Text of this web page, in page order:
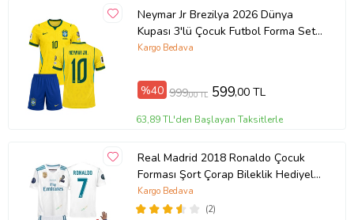
Neymar Jr Brezilya 2026 Dünya
Kupası 3'lü Çocuk Futbol Forma Seti
( Forma,şort ve çorap )
Kargo Bedava
%40 999,00 TL 599,00 TL
63,89 TL'den Başlayan Taksitlerle
Real Madrid 2018 Ronaldo Çocuk
Forması Şort Çorap Bileklik Hediyeli
(Beyaz)
(2)
Kargo Bedava